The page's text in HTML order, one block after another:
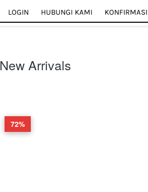
LOGIN HUBUNGI KAMI
LOGIN HUBUNGI KAMI
New Arrivals
72%